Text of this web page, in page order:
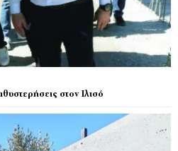
στον Ιλισό